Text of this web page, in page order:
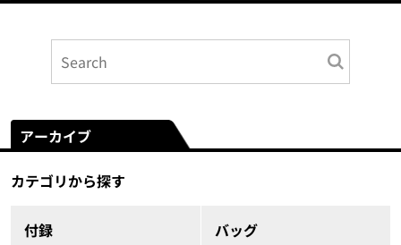
アーカイブ
カテゴリから探す
付録 バッグ